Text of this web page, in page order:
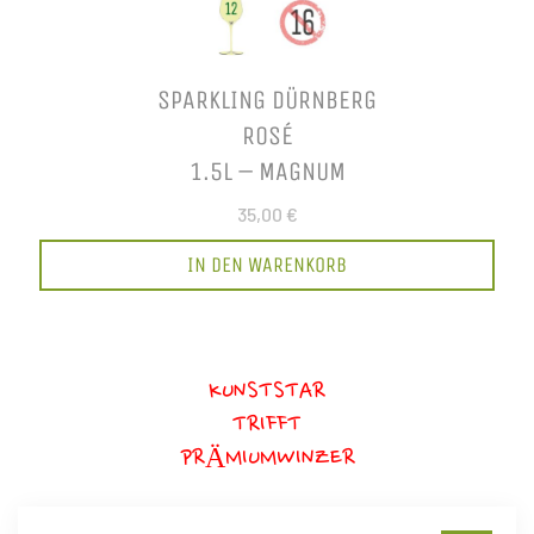
SPARKLING DÜRNBERG
ROSÉ
1.5L – MAGNUM
35,00 €
IN DEN WARENKORB
KUNSTSTAR
TRIFFT
PRÄMIUMWINZER